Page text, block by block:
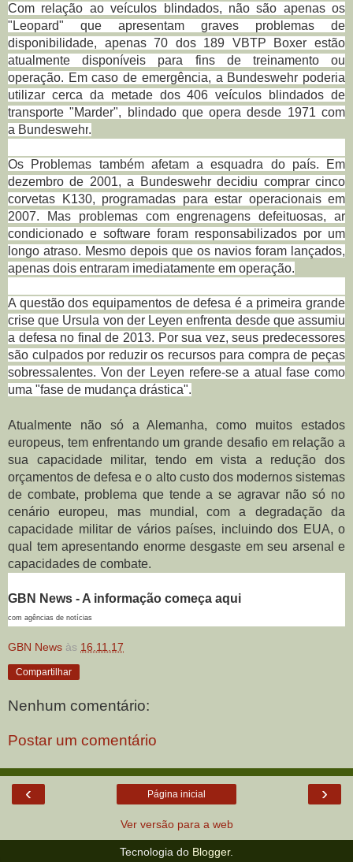
Com relação ao veículos blindados, não são apenas os
"Leopard" que apresentam graves problemas de
disponibilidade, apenas 70 dos 189 VBTP Boxer estão
atualmente disponíveis para fins de treinamento ou
operação. Em caso de emergência, a Bundeswehr poderia
utilizar cerca da metade dos 406 veículos blindados de
transporte "Marder", blindado que opera desde 1971 com
a Bundeswehr.
Os Problemas também afetam a esquadra do país.
Em
dezembro de 2001, a Bundeswehr decidiu comprar cinco
corvetas K130, programadas para estar operacionais em
2007. Mas problemas com engrenagens defeituosas, ar
condicionado e software foram responsabilizados por um
longo atraso. Mesmo depois que os navios foram lançados,
apenas dois entraram imediatamente em operação.
A questão dos equipamentos de defesa é a primeira grande
crise que Ursula von der Leyen enfrenta desde que assumiu
a defesa no final de 2013. Por sua vez, seus predecessores
são culpados por reduzir os recursos para compra de peças
sobressalentes. Von der Leyen refere-se a atual fase como
uma "fase de mudança drástica".
Atualmente não só a Alemanha, como muitos estados
europeus, tem enfrentando um grande desafio em relação a
sua capacidade militar, tendo em vista a redução dos
orçamentos de defesa e o alto custo dos modernos sistemas
de combate, problema que tende a se agravar não só no
cenário europeu, mas mundial, com a degradação da
capacidade militar de vários países, incluindo dos EUA, o
qual tem apresentando enorme desgaste em seu arsenal e
capacidades de combate.
GBN News - A informação começa aqui
com agências de notícias
GBN News às 16.11.17
Compartilhar
Nenhum comentário:
Postar um comentário
‹ ›
Página inicial
Ver versão para a web
Tecnologia do Blogger.